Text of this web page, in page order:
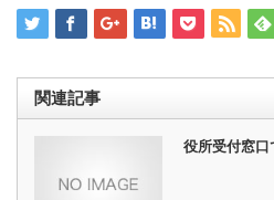
ウ
で
開
す)
関連記事
役所受付窓口